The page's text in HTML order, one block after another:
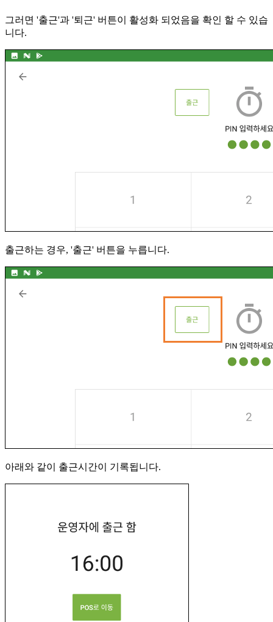
그러면 '출근'과 '퇴근' 버튼이 활성화 되었음을 확인 할 수 있습
니다.
출근하는 경우, '출근' 버튼을 누릅니다.
아래와 같이 출근시간이 기록됩니다.